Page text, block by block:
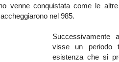
venne conquistata come le
nel 985.
Successivamente
visse un
esistenza che si